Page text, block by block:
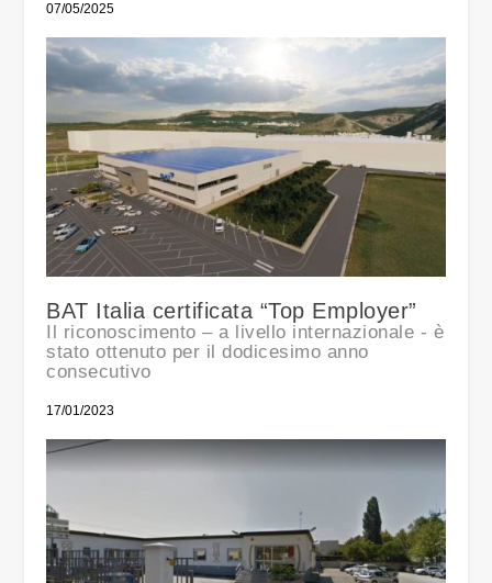
07/05/2025
BAT Italia certificata “Top Employer”
Il riconoscimento – a livello internazionale - è
stato ottenuto per il dodicesimo anno
consecutivo
17/01/2023